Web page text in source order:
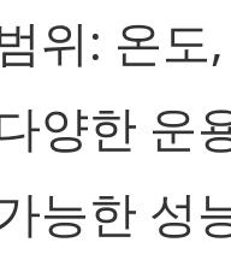
위: 온도
양한 운
능한 성